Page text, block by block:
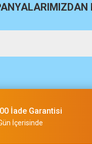
sürmüyor
İade Garantisi
İçerisinde